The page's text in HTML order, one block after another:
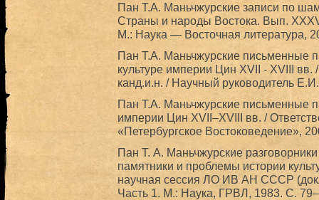
Пан Т.А. Маньчжурские записи по
Страны и народы Востока. Вып.
М.: Наука — Восточная литература,
Пан Т.А. Маньчжурские письменные
культуре империи Цин XVII - XVIII
канд.и.н. / Научный руководитель
Пан Т.А. Маньчжурские письменные
империи Цин XVII–XVIII вв. /
«Петербургское Востоковедение»,
Пан Т. А. Маньчжурские
памятники и проблемы истории
научная сессия ЛО ИВ АН СССР
Часть 1. М.: Наука, ГРВЛ, 1983. С.